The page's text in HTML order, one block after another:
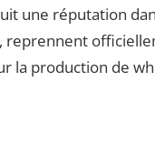
une réputation
reprennent
la production de